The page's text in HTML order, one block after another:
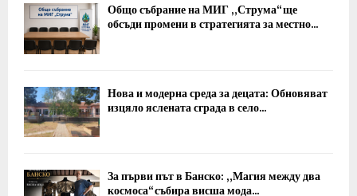
Общо събрание на МИГ „Струма“ ще
обсъди промени в стратегията за местно...
Нова и модерна среда за децата: Обновяват
изцяло яслената сграда в село...
За първи път в Банско: „Магия между два
космоса“ събира висша мода...